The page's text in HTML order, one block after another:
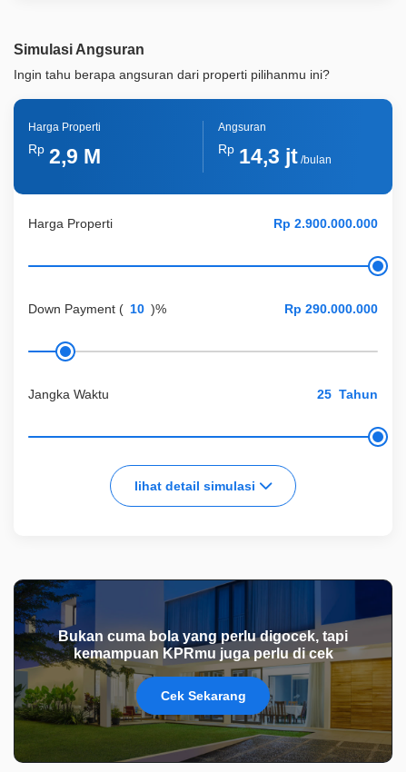
Simulasi Angsuran
Ingin tahu berapa angsuran dari properti pilihanmu ini?
Harga Properti
Down Payment ( )%
Jangka Waktu Tahun
lihat detail simulasi
Harga Properti
Rp 2,9 M
Angsuran
Rp 14,3 jt/bulan
Bukan cuma bola yang perlu digocek, tapi
kemampuan KPRmu juga perlu di cek
Cek Sekarang